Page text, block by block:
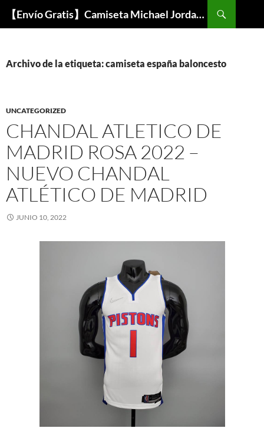
【Envío Gratis】Camiseta Michael Jordan NBA Barata
Buscar
Archivo de la etiqueta: camiseta españa baloncesto
UNCATEGORIZED
CHANDAL ATLETICO DE
MADRID ROSA 2022 –
NUEVO CHANDAL
ATLÉTICO DE MADRID
JUNIO 10, 2022